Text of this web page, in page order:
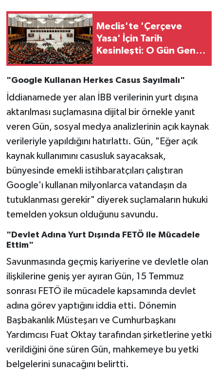
Meclis'te 'Çerçeve
Yasa' İçin Tarih
Kesinleşti: O Gün Genel
"Google Kullanan Herkes Casus Sayılmalı"
İddianamede yer alan İBB verilerinin yurt dışına
aktarılması suçlamasına dijital bir örnekle yanıt
veren Gün, sosyal medya analizlerinin açık kaynak
verileriyle yapıldığını hatırlattı. Gün, "Eğer açık
kaynak kullanımını casusluk sayacaksak,
bünyesinde emekli istihbaratçıları çalıştıran
Google'ı kullanan milyonlarca vatandaşın da
tutuklanması gerekir" diyerek suçlamaların hukuki
temelden yoksun olduğunu savundu.
"Devlet Adına Yurt Dışında FETÖ ile Mücadele
Ettim"
Savunmasında geçmiş kariyerine ve devletle olan
ilişkilerine geniş yer ayıran Gün, 15 Temmuz
sonrası FETÖ ile mücadele kapsamında devlet
adına görev yaptığını iddia etti. Dönemin
Başbakanlık Müsteşarı ve Cumhurbaşkanı
Yardımcısı Fuat Oktay tarafından şirketlerine yetki
verildiğini öne süren Gün, mahkemeye bu yetki
belgelerini sunacağını belirtti.